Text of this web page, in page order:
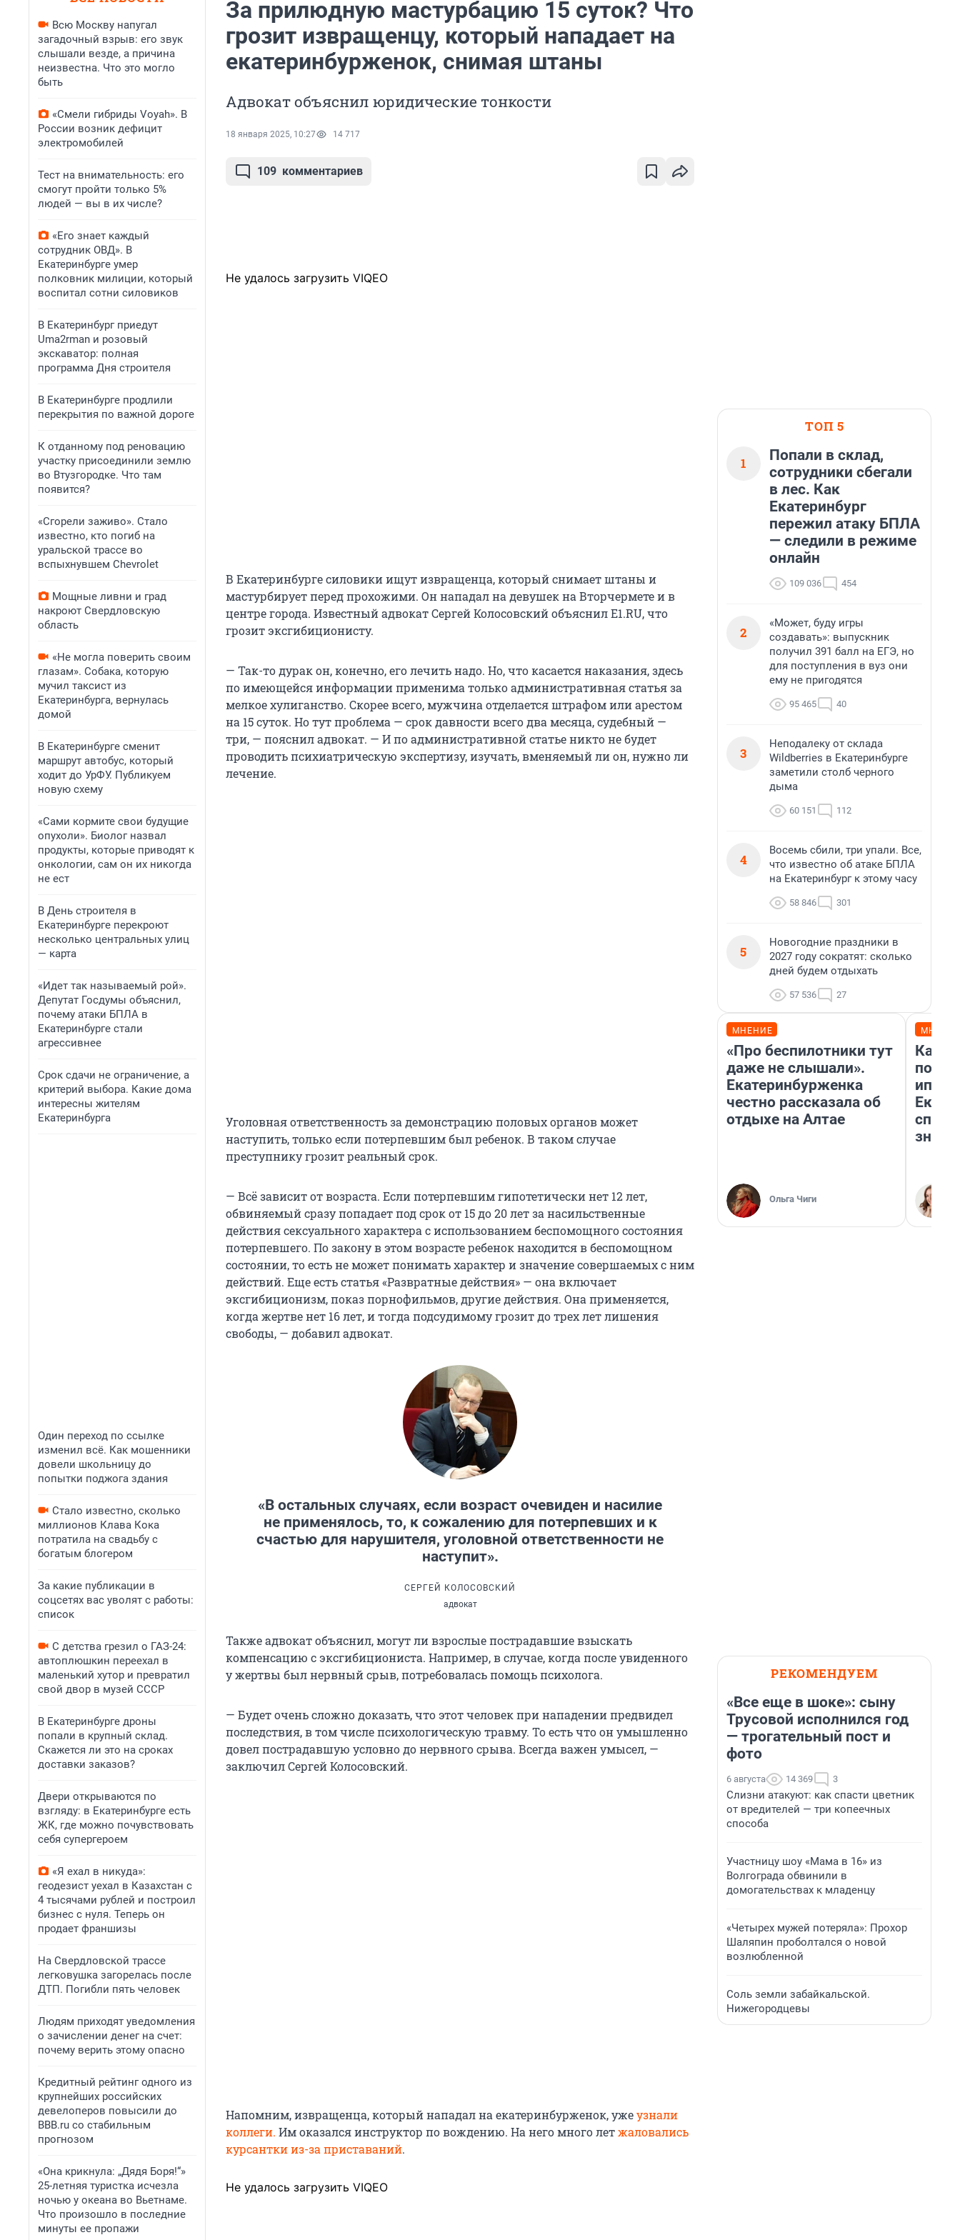
Всю Москву напугал
загадочный взрыв: его звук
слышали везде, а причина
неизвестна. Что это могло
быть
«Смели гибриды Voyah». В
России возник дефицит
электромобилей
Тест на внимательность: его
смогут пройти только 5%
людей — вы в их числе?
«Его знает каждый
сотрудник ОВД». В
Екатеринбурге умер
полковник милиции, который
воспитал сотни силовиков
В Екатеринбург приедут
Uma2rman и розовый
экскаватор: полная
программа Дня строителя
В Екатеринбурге продлили
перекрытия по важной дороге
К отданному под реновацию
участку присоединили землю
во Втузгородке. Что там
появится?
«Сгорели заживо». Стало
известно, кто погиб на
уральской трассе во
вспыхнувшем Chevrolet
Мощные ливни и град
накроют Свердловскую
область
«Не могла поверить своим
глазам». Собака, которую
мучил таксист из
Екатеринбурга, вернулась
домой
В Екатеринбурге сменит
маршрут автобус, который
ходит до УрФУ. Публикуем
новую схему
«Сами кормите свои будущие
опухоли». Биолог назвал
продукты, которые приводят к
онкологии, сам он их никогда
не ест
В День строителя в
Екатеринбурге перекроют
несколько центральных улиц
— карта
«Идет так называемый рой».
Депутат Госдумы объяснил,
почему атаки БПЛА в
Екатеринбурге стали
агрессивнее
Срок сдачи не ограничение, а
критерий выбора. Какие дома
интересны жителям
Екатеринбурга
Один переход по ссылке
изменил всё. Как мошенники
довели школьницу до
попытки поджога здания
Стало известно, сколько
миллионов Клава Кока
потратила на свадьбу с
богатым блогером
За какие публикации в
соцсетях вас уволят с работы:
список
С детства грезил о ГАЗ-24:
автоплюшкин переехал в
маленький хутор и превратил
свой двор в музей СССР
В Екатеринбурге дроны
попали в крупный склад.
Скажется ли это на сроках
доставки заказов?
Двери открываются по
взгляду: в Екатеринбурге есть
ЖК, где можно почувствовать
себя супергероем
«Я ехал в никуда»:
геодезист уехал в Казахстан с
4 тысячами рублей и построил
бизнес с нуля. Теперь он
продает франшизы
На Свердловской трассе
легковушка загорелась после
ДТП. Погибли пять человек
Людям приходят уведомления
о зачислении денег на счет:
почему верить этому опасно
Кредитный рейтинг одного из
крупнейших российских
девелоперов повысили до
BBB.ru со стабильным
прогнозом
«Она крикнула: „Дядя Боря!“»
25-летняя туристка исчезла
ночью у океана во Вьетнаме.
Что произошло в последние
минуты ее пропажи
За прилюдную мастурбацию 15 суток? Что
грозит извращенцу, который нападает на
екатеринбурженок, снимая штаны
Адвокат объяснил юридические тонкости
18 января 2025, 10:27 14 717
109 комментариев
Не удалось загрузить VIQEO
В Екатеринбурге силовики ищут извращенца, который снимает штаны и
мастурбирует перед прохожими. Он нападал на девушек на Вторчермете и в
центре города. Известный адвокат Сергей Колосовский объяснил E1.RU, что
грозит эксгибиционисту.
— Так-то дурак он, конечно, его лечить надо. Но, что касается наказания, здесь
по имеющейся информации применима только административная статья за
мелкое хулиганство. Скорее всего, мужчина отделается штрафом или арестом
на 15 суток. Но тут проблема — срок давности всего два месяца, судебный —
три, — пояснил адвокат. — И по административной статье никто не будет
проводить психиатрическую экспертизу, изучать, вменяемый ли он, нужно ли
лечение.
Уголовная ответственность за демонстрацию половых органов может
наступить, только если потерпевшим был ребенок. В таком случае
преступнику грозит реальный срок.
— Всё зависит от возраста. Если потерпевшим гипотетически нет 12 лет,
обвиняемый сразу попадает под срок от 15 до 20 лет за насильственные
действия сексуального характера с использованием беспомощного состояния
потерпевшего. По закону в этом возрасте ребенок находится в беспомощном
состоянии, то есть не может понимать характер и значение совершаемых с ним
действий. Еще есть статья «Развратные действия» — она включает
эксгибиционизм, показ порнофильмов, другие действия. Она применяется,
когда жертве нет 16 лет, и тогда подсудимому грозит до трех лет лишения
свободы, — добавил адвокат.
«В остальных случаях, если возраст очевиден и насилие
не применялось, то, к сожалению для потерпевших и к
счастью для нарушителя, уголовной ответственности не
наступит».
СЕРГЕЙ КОЛОСОВСКИЙ
адвокат
Также адвокат объяснил, могут ли взрослые пострадавшие взыскать
компенсацию с эксгибициониста. Например, в случае, когда после увиденного
у жертвы был нервный срыв, потребовалась помощь психолога.
— Будет очень сложно доказать, что этот человек при нападении предвидел
последствия, в том числе психологическую травму. То есть что он умышленно
довел пострадавшую условно до нервного срыва. Всегда важен умысел, —
заключил Сергей Колосовский.
Напомним, извращенца, который нападал на екатеринбурженок, ужеузнали
коллеги. Им оказался инструктор по вождению. На него много летжаловались
курсантки из-за приставаний.
Не удалось загрузить VIQEO
ТОП 5
1
Попали в склад,
сотрудники сбегали
в лес. Как
Екатеринбург
пережил атаку БПЛА
— следили в режиме
онлайн
109 036 454
2
«Может, буду игры
создавать»: выпускник
получил 391 балл на ЕГЭ, но
для поступления в вуз они
ему не пригодятся
95 465 40
3
Неподалеку от склада
Wildberries в Екатеринбурге
заметили столб черного
дыма
60 151 112
4
Восемь сбили, три упали. Все,
что известно об атаке БПЛА
на Екатеринбург к этому часу
58 846 301
5
Новогодние праздники в
2027 году сократят: сколько
дней будем отдыхать
57 536 27
МНЕНИЕ
«Про беспилотники тут
даже не слышали».
Екатеринбурженка
честно рассказала об
отдыхе на Алтае
Ольга Чиги
Как
РЕКОМЕНДУЕМ
«Все еще в шоке»: сыну
Трусовой исполнился год
— трогательный пост и
фото
6 августа 14 369 3
Слизни атакуют: как спасти цветник
от вредителей — три копеечных
способа
Участницу шоу «Мама в 16» из
Волгограда обвинили в
домогательствах к младенцу
«Четырех мужей потеряла»: Прохор
Шаляпин проболтался о новой
возлюбленной
Соль земли забайкальской.
Нижегородцевы